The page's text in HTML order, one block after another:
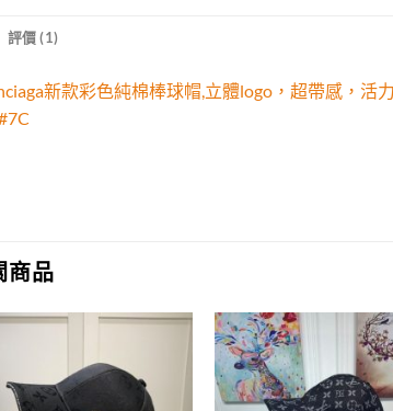
評價 (1)
新款彩色純棉棒球帽,立體logo，超帶感，
商品
wishlist